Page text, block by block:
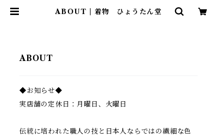
ABOUT | 着物 ひょうたん堂
ABOUT
◆お知らせ◆
実店舗の定休日：月曜日、火曜日
伝統に培われた職人の技と日本人ならではの繊細な色